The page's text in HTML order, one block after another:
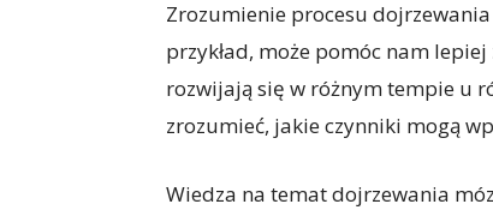
Zrozumienie procesu
przykład, może pomóc nam
rozwijają się w różnym tempie u
zrozumieć, jakie czynniki mogą
Wiedza na temat dojrzewania